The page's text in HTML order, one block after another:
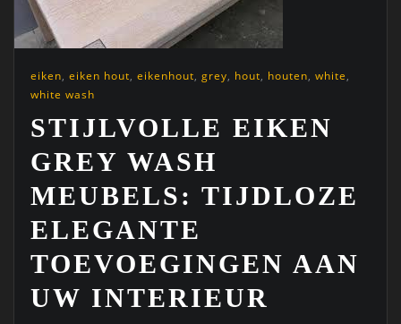
eiken, eiken hout, eikenhout, grey, hout, houten, white,
white wash
STIJLVOLLE EIKEN
GREY WASH
MEUBELS: TIJDLOZE
ELEGANTE
TOEVOEGINGEN AAN
UW INTERIEUR